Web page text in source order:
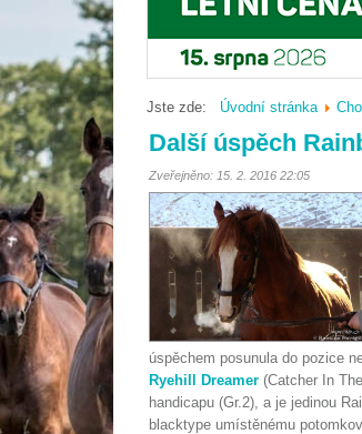
Jste zde: Úvodní stránka
Další úspěch
Zveřejněno: 15. 2. 2016 22:05
úspěchem posunula do pozice
Ryehill Dreamer (Catcher In
handicapu (Gr.2), a je jedinou
blacktype umístěnému